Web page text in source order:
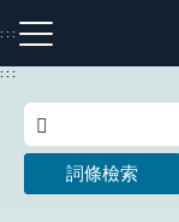
到
主
:::
注音索引圖示
:::
詞條檢索